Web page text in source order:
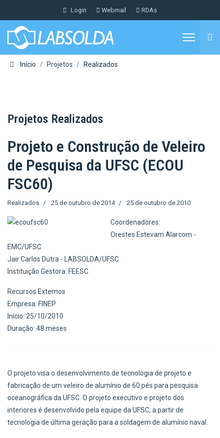
Login Webmail RDAs
Início Projetos Realizados
Projetos Realizados
Projeto e Construção de Veleiro
de Pesquisa da UFSC (ECOU
FSC60)
Realizados 25 de outubro de 2014 25 de outubro de 2010
Coordenadores:
Orestes Estevam Alarcom -
EMC/UFSC
Jair Carlos Dutra - LABSOLDA/UFSC
Instituição Gestora: FEESC
Recursos Externos
Empresa: FINEP
Início: 25/10/2010
Duração: 48 meses
O projeto visa o desenvolvimento de tecnologia de projeto e
fabricação de um veleiro de alumínio de 60 pés para pesquisa
oceanográfica da UFSC. O projeto executivo e projeto dos
interiores é desenvolvido pela equipe da UFSC, a partir de
tecnologia de última geração para a soldagem de alumínio naval.